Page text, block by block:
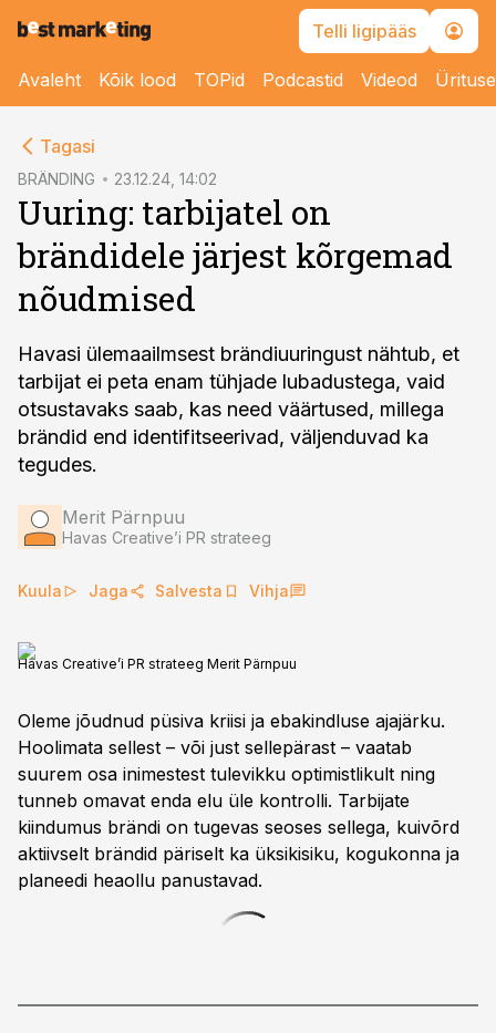
Telli ligipääs
Avaleht Kõik lood TOPid Podcastid Videod
Tagasi
BRÄNDING 23.12.24, 14:02
Uuring: tarbijatel on
brändidele järjest kõrgemad
nõudmised
Havasi ülemaailmsest brändiuuringust nähtub, et
tarbijat ei peta enam tühjade lubadustega, vaid
otsustavaks saab, kas need väärtused, millega
brändid end identifitseerivad, väljenduvad ka
tegudes.
Merit Pärnpuu
Havas Creative’i PR strateeg
Kuula Jaga Salvesta Vihja
Havas Creative’i PR strateeg Merit Pärnpuu
Oleme jõudnud püsiva kriisi ja ebakindluse ajajärku.
Hoolimata sellest – või just sellepärast – vaatab
suurem osa inimestest tulevikku optimistlikult ning
tunneb omavat enda elu üle kontrolli. Tarbijate
kiindumus brändi on tugevas seoses sellega, kuivõrd
aktiivselt brändid päriselt ka üksikisiku, kogukonna ja
planeedi heaollu panustavad.